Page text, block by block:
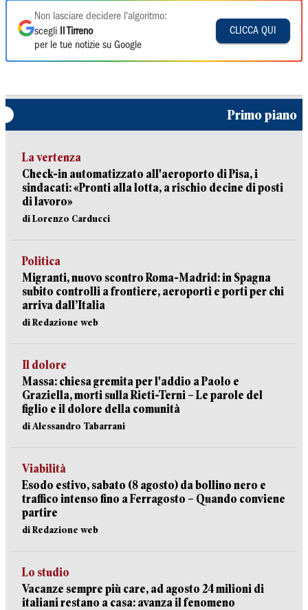
Non lasciare decidere l'algoritmo:
scegli
Il Tirreno
per le tue notizie su Google
CLICCA QUI
Primo piano
La vertenza
Check-in automatizzato all'aeroporto di Pisa, i
sindacati: «Pronti alla lotta, a rischio decine di posti
di lavoro»
di Lorenzo Carducci
Politica
Migranti, nuovo scontro Roma-Madrid: in Spagna
subito controlli a frontiere, aeroporti e porti per chi
arriva dall’Italia
di Redazione web
Il dolore
Massa: chiesa gremita per l'addio a Paolo e
Graziella, morti sulla Rieti-Terni – Le parole del
figlio e il dolore della comunità
di Alessandro Tabarrani
Viabilità
Esodo estivo, sabato (8 agosto) da bollino nero e
traffico intenso fino a Ferragosto – Quando conviene
partire
di Redazione web
Lo studio
Vacanze sempre più care, ad agosto 24 milioni di
italiani restano a casa: avanza il fenomeno